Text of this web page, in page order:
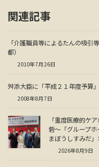
関連記事
「介護職員等によるたんの吸
都）
2010年7月26日
舛添大臣に「平成２１年度予算
2008年8月7日
「重度医療的ケ
砦～「グループ
まぼうしすみだ
2026年8月9日